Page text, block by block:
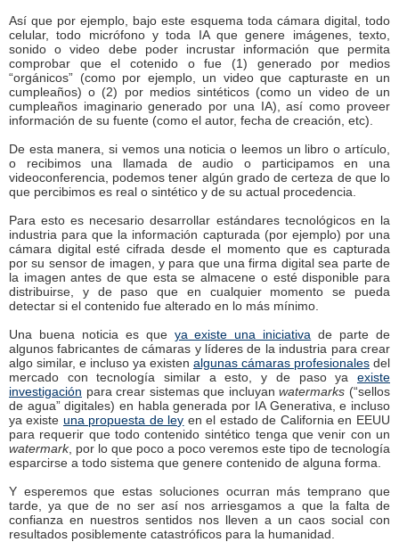
Así que por ejemplo, bajo este esquema toda cámara digital, todo
celular, todo micrófono y toda IA que genere imágenes, texto,
sonido o video debe poder incrustar información que permita
comprobar que el cotenido o fue (1) generado por medios
“orgánicos” (como por ejemplo, un video que capturaste en un
cumpleaños) o (2) por medios sintéticos (como un video de un
cumpleaños imaginario generado por una IA), así como proveer
información de su fuente (como el autor, fecha de creación, etc).
De esta manera, si vemos una noticia o leemos un libro o artículo,
o recibimos una llamada de audio o participamos en una
videoconferencia, podemos tener algún grado de certeza de que lo
que percibimos es real o sintético y de su actual procedencia.
Para esto es necesario desarrollar estándares tecnológicos en la
industria para que la información capturada (por ejemplo) por una
cámara digital esté cifrada desde el momento que es capturada
por su sensor de imagen, y para que una firma digital sea parte de
la imagen antes de que esta se almacene o esté disponible para
distribuirse, y de paso que en cualquier momento se pueda
detectar si el contenido fue alterado en lo más mínimo.
Una buena noticia es que ya existe una iniciativa de parte de
algunos fabricantes de cámaras y líderes de la industria para crear
algo similar, e incluso ya existen algunas cámaras profesionales del
mercado con tecnología similar a esto, y de paso ya existe
investigación para crear sistemas que incluyanwatermarks (“sellos
de agua” digitales) en habla generada por IA Generativa, e incluso
ya existe una propuesta de ley en el estado de California en EEUU
para requerir que todo contenido sintético tenga que venir con un
watermark, por lo que poco a poco veremos este tipo de tecnología
esparcirse a todo sistema que genere contenido de alguna forma.
Y esperemos que estas soluciones ocurran más temprano que
tarde, ya que de no ser así nos arriesgamos a que la falta de
confianza en nuestros sentidos nos lleven a un caos social con
resultados posiblemente catastróficos para la humanidad.